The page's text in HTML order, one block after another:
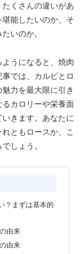
くさんの違いがあ
能したいのか、そ
いのか。
うになると、焼肉
では、カルビとロ
力を最大限に引き
カロリーや栄養面
きます。あなたに
ともロースか、こ
しょう。
？まずは基本的
由来
由来